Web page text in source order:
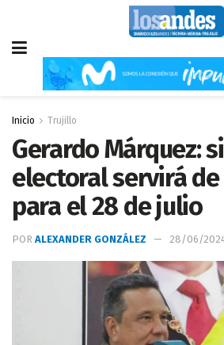
Inicio Trujillo
Gerardo Márquez:
electoral servirá de
para el 28 de julio
POR ALEXANDER GONZÁLEZ 28/06/